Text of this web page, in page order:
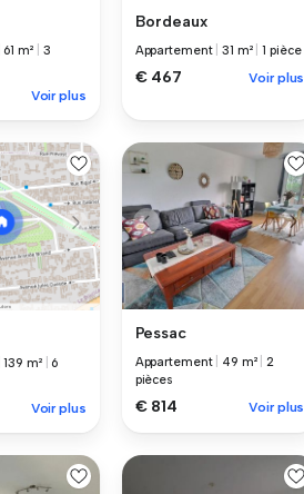
61 m²
3
Voir plus
Bordeaux
Appartement |31 m² |1 pièce
€ 467 Voir plus
|139 m²
6
Voir plus
Pessac
Appartement 49 m² |2
pièces
€ 814 Voir plus